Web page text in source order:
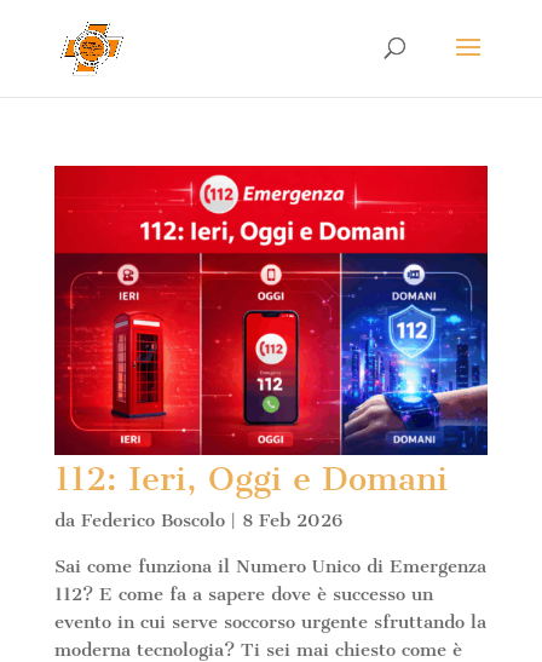
112: Ieri, Oggi e Domani
da Federico Boscolo| 8 Feb 2026
Sai come funziona il Numero Unico di Emergenza
112? E come fa a sapere dove è successo un
evento in cui serve soccorso urgente sfruttando la
moderna tecnologia? Ti sei mai chiesto come è